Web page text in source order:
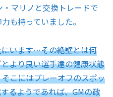
マリノと交換トレードで
も持っていました。
います…その絶壁とは何
より良い選手達の健康状態
こにはプレーオフのスポッ
るようであれば、GMの政